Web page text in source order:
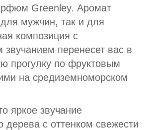
Greenley. Аромат
мужчин, так и для
композиция с
звучанием перенесет вас в
прогулку по фруктовым
на средиземноморском
яркое звучание
дерева с оттенком свежести